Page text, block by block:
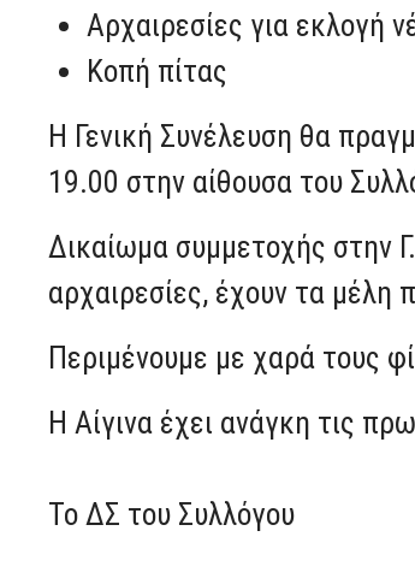
Αρχαιρεσίες για εκλογή
Κοπή πίτας
Η Γενική Συνέλευση θα
19.00 στην αίθουσα του
Δικαίωμα συμμετοχής στην
αρχαιρεσίες, έχουν τα μέλη
Περιμένουμε με χαρά τους
Η Αίγινα έχει ανάγκη τις
Το ΔΣ του Συλλόγου